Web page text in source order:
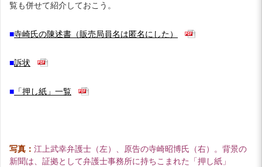
覧も併せて紹介しておこう。
■寺崎氏の陳述書（販売局員名は匿名にした）
■訴状
■ 「押し紙」一覧
写真： 江上武幸弁護士（左）、原告の寺崎昭博氏（右）。背景の
新聞は、証拠として弁護士事務所に持ちこまれた「押し紙」